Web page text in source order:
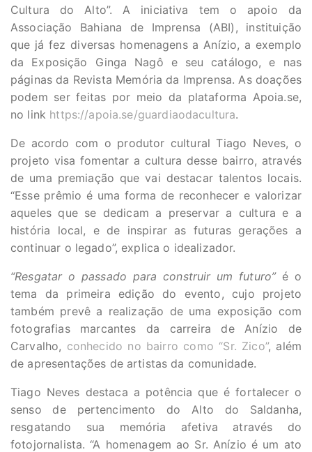
Cultura do Alto”. A iniciativa tem o apoio da
Associação Bahiana de Imprensa (ABI), instituição
que já fez diversas homenagens a Anízio, a exemplo
da Exposição Ginga Nagô e seu catálogo, e nas
páginas da Revista Memória da Imprensa. As doações
podem ser feitas por meio da plataforma Apoia.se,
no link https://apoia.se/guardiaodacultura.
De acordo com o produtor cultural Tiago Neves, o
projeto visa fomentar a cultura desse bairro, através
de uma premiação que vai destacar talentos locais.
“Esse prêmio é uma forma de reconhecer e valorizar
aqueles que se dedicam a preservar a cultura e a
história local, e de inspirar as futuras gerações a
continuar o legado”, explica o idealizador.
“Resgatar o passado para construir um futuro” é o
tema da primeira edição do evento, cujo projeto
também prevê a realização de uma exposição com
fotografias marcantes da carreira de Anízio de
Carvalho, conhecido no bairro como “Sr. Zico”, além
de apresentações de artistas da comunidade.
Tiago Neves destaca a potência que é fortalecer o
senso de pertencimento do Alto do Saldanha,
resgatando sua memória afetiva através do
fotojornalista. “A homenagem ao Sr. Anízio é um ato